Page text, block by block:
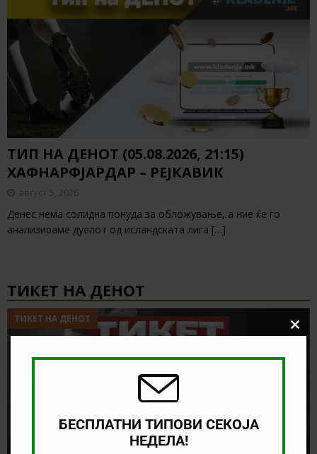
ТИП НА ДЕНОТ (05.08.2026, 21:15)
ХАФНАРФЈАРДАР – РЕЈКАВИК
август 5, 2026
Денес нема солидна понуда за обложување, а ние ќе го
анализираме дуелот од исландската лига […]
ТИКЕТ НА ДЕНОТ
ТИКЕТ НА ДЕНОТ
БЕСПЛАТНИ ТИПОВИ СЕКОЈА
НЕДЕЛА!